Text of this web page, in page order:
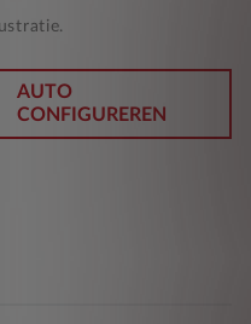
AUTO
CONFIGUREREN